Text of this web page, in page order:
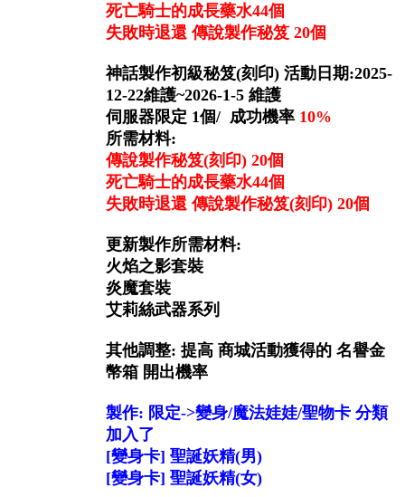
死亡騎士的成長藥水44個
失敗時退還 傳說製作秘笈 20個
神話製作初級秘笈(刻印) 活動日期:2025-
12-22維護~2026-1-5 維護
伺服器限定 1個/ 成功機率 10%
所需材料:
傳說製作秘笈(刻印) 20個
死亡騎士的成長藥水44個
失敗時退還 傳說製作秘笈(刻印) 20個
更新製作所需材料:
火焰之影套裝
炎魔套裝
艾莉絲武器系列
其他調整: 提高 商城活動獲得的 名譽金
幣箱 開出機率
製作: 限定->變身/魔法娃娃/聖物卡 分類
加入了
[變身卡] 聖誕妖精(男)
[變身卡] 聖誕妖精(女)